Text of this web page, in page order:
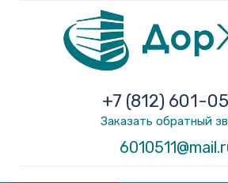
+7 (812) 601-
Заказать обратный